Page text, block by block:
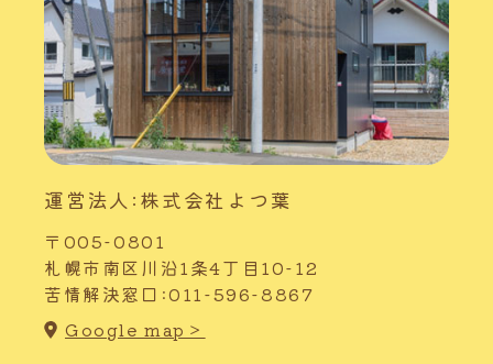
運営法人:株式会社よつ葉
〒005-0801
札幌市南区川沿1条4丁目10-12
苦情解決窓口:011-596-8867
Google map＞